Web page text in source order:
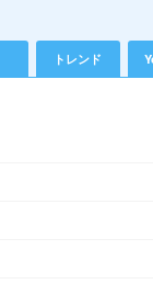
トレンド